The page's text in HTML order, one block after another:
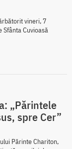
vineri, 7
Sfânta Cuvioasă
„Părintele
spre Cer”
Părinte Chariton,